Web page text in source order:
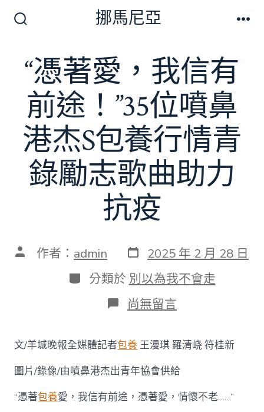
換
關
挪馬尼亞
“憑著愛，我信有
前途！”35位噴鼻
港杰S包養行情青
錄勵志歌曲助力
抗疫
文 作者： admin 發
表
日
期
2025 年 2 月 28 日
分
類
分類於 別以為我不會走
在
〈“憑
愛，
我
信
有
途！”
尚無留言
文/羊城晚報全媒體記者包養 王漫琪 羅清峣 符桂新
圖片/錄像/由噴鼻港杰出青年協會供給
“憑著包養愛，我信有前途，憑著愛，情懷不老……”